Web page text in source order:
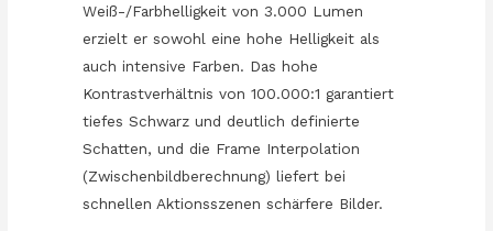
Weiß-/Farbhelligkeit von 3.000 Lumen
erzielt er sowohl eine hohe Helligkeit als
auch intensive Farben. Das hohe
Kontrastverhältnis von 100.000:1 garantiert
tiefes Schwarz und deutlich definierte
Schatten, und die Frame Interpolation
(Zwischenbildberechnung) liefert bei
schnellen Aktionsszenen schärfere Bilder.